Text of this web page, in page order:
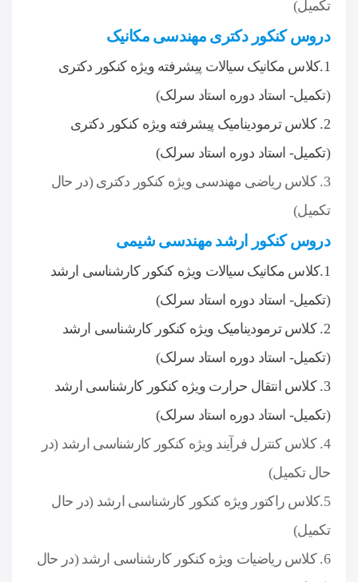
تکمیل)
دروس کنکور دکتری مهندسی مکانیک
1.کلاس مکانیک سیالات پیشرفته ویژه کنکور دکتری
(تکمیل- استاد دوره استاد سرلک)
2. کلاس ترمودینامیک پیشرفته ویژه کنکور دکتری
(تکمیل- استاد دوره استاد سرلک)
3. کلاس ریاضی مهندسی ویژه کنکور دکتری (در حال
تکمیل)
دروس کنکور ارشد مهندسی شیمی
1.کلاس مکانیک سیالات ویژه کنکور کارشناسی ارشد
(تکمیل- استاد دوره استاد سرلک)
2. کلاس ترمودینامیک ویژه کنکور کارشناسی ارشد
(تکمیل- استاد دوره استاد سرلک)
3. کلاس انتقال حرارت ویژه کنکور کارشناسی ارشد
(تکمیل- استاد دوره استاد سرلک)
4. کلاس کنترل فرآیند ویژه کنکور کارشناسی ارشد (در
حال تکمیل)
5.کلاس راکتور ویژه کنکور کارشناسی ارشد (در حال
تکمیل)
6. کلاس ریاضیات ویژه کنکور کارشناسی ارشد (در حال